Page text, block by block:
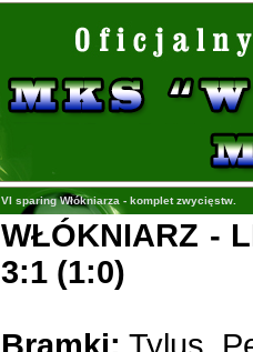
VI sparing Włókniarza - komplet zwycięstw.
WŁÓKNIARZ -
3:1 (1:0)